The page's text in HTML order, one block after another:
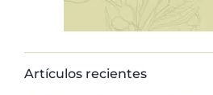
Artículos recientes